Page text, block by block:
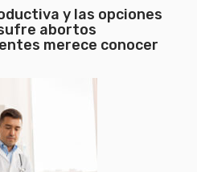
y las opciones
abortos
merece conocer